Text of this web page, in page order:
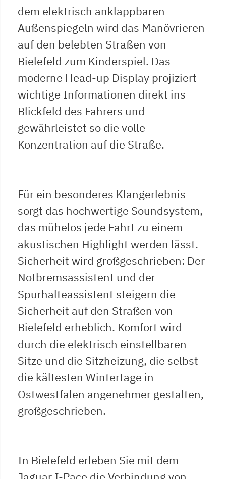
dem elektrisch anklappbaren
Außenspiegeln wird das Manövrieren
auf den belebten Straßen von
Bielefeld zum Kinderspiel. Das
moderne Head-up Display projiziert
wichtige Informationen direkt ins
Blickfeld des Fahrers und
gewährleistet so die volle
Konzentration auf die Straße.
Für ein besonderes Klangerlebnis
sorgt das hochwertige Soundsystem,
das mühelos jede Fahrt zu einem
akustischen Highlight werden lässt.
Sicherheit wird großgeschrieben: Der
Notbremsassistent und der
Spurhalteassistent steigern die
Sicherheit auf den Straßen von
Bielefeld erheblich. Komfort wird
durch die elektrisch einstellbaren
Sitze und die Sitzheizung, die selbst
die kältesten Wintertage in
Ostwestfalen angenehmer gestalten,
großgeschrieben.
In Bielefeld erleben Sie mit dem